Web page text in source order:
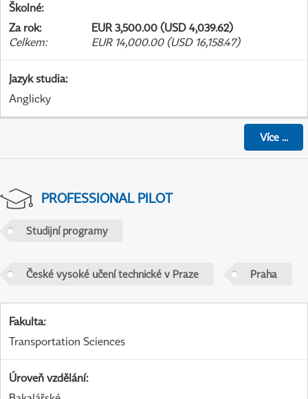
Školné:
Za rok:
EUR 3,500.00 (USD 4,039.62)
Celkem: EUR 14,000.00 (USD 16,158.47)
Jazyk studia:
Anglicky
Více...
PROFESSIONAL PILOT
Studijní programy
České vysoké učení technické v Praze Praha
Fakulta:
Transportation Sciences
Úroveň vzdělání: